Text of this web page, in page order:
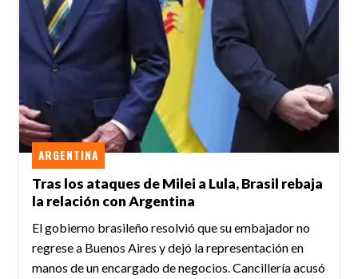
Tras los ataques de Milei a Lula, Brasil rebaja
la relación con Argentina
ARGENTINA
El gobierno brasileño resolvió que su embajador no
regrese a Buenos Aires y dejó la representación en
manos de un encargado de negocios. Cancillería acusó